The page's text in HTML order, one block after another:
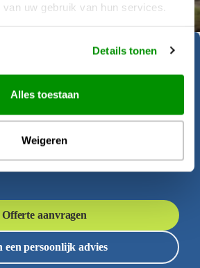
uw gebruik van hun services.
Details tonen
Alles toestaan
Weigeren
geraakt?
op reis te gaan? Onze
u graag bij het
Offerte aanvragen
een persoonlijk advies